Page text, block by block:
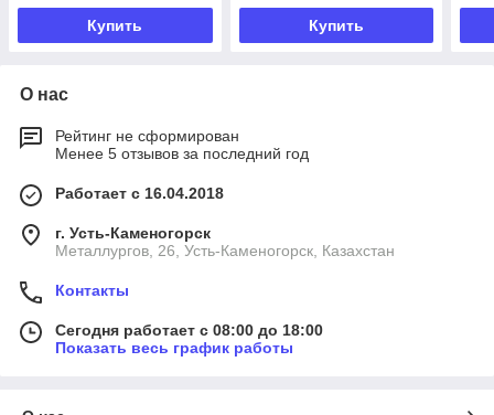
Купить Купить
О нас
Рейтинг не сформирован
Менее 5 отзывов за последний год
Работает с 16.04.2018
г. Усть-Каменогорск
Металлургов, 26, Усть-Каменогорск, Казахстан
Контакты
Сегодня работает с 08:00 до 18:00
Показать весь график работы